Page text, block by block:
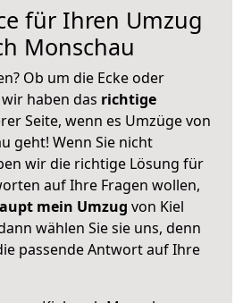
für Ihren Umzug
Monschau
Ob um die Ecke oder
haben das richtige
Seite, wenn es Umzüge von
geht! Wenn Sie nicht
wir die richtige Lösung für
auf Ihre Fragen wollen,
mein Umzug von Kiel
wählen Sie sie uns, denn
passende Antwort auf Ihre